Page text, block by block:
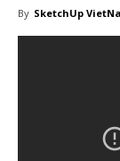
By SketchUp